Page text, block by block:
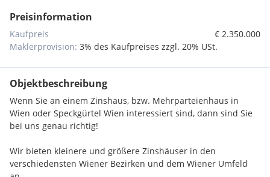
Preisinformation
Kaufpreis
€ 2.350.000
Maklerprovision: 3% des Kaufpreises zzgl. 20% USt.
Objektbeschreibung
Wenn Sie an einem Zinshaus, bzw. Mehrparteienhaus in
Wien oder Speckgürtel Wien interessiert sind, dann sind Sie
bei uns genau richtig!
Wir bieten kleinere und größere Zinshäuser in den
verschiedensten Wiener Bezirken und dem Wiener Umfeld